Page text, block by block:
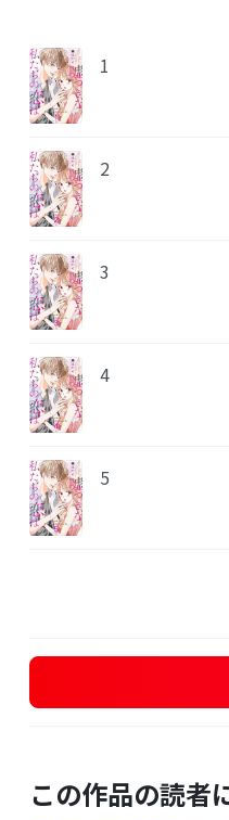
1
2
3
4
5
この作品の読者